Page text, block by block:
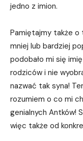
jedno z imion.
Pamiętajmy także o
mniej lub bardziej
podobało mi się
rodziców i nie
nazwać tak syna!
rozumiem o co mi
genialnych Antków!
więc także od